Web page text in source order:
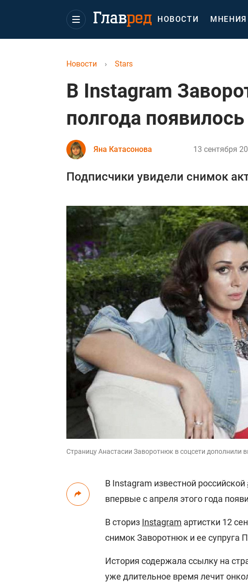
НОВОСТИ МНЕНИЯ
Новости › Stars
В Instagram
полгода
Яна Катасонова 13 сентября
Подписчики увидели снимок
Страницу Анастасии Заворотнюк в соцсети дополнили
В Instagram известной российской
впервые с апреля этого года
В сториз Instagram артистки 12
снимок Заворотнюк и ее супруга
История содержала ссылку на
уже длительное время лечит